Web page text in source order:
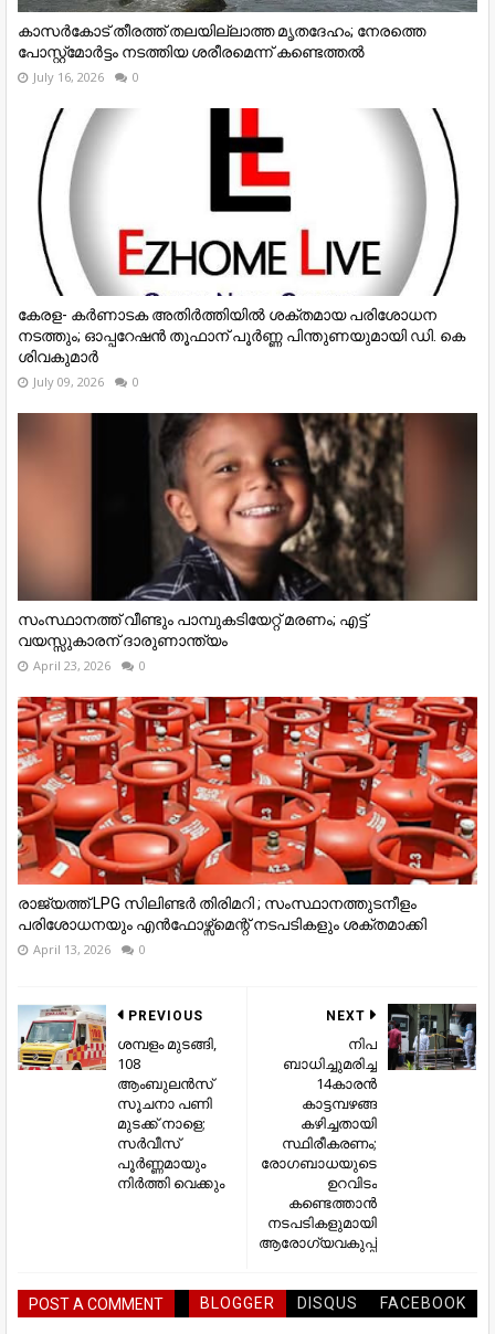
കാസർകോട് തീരത്ത് തലയില്ലാത്ത മൃതദേഹം; നേരത്തെ
പോസ്റ്റ്‌മോർട്ടം നടത്തിയ ശരീരമെന്ന് കണ്ടെത്തൽ
July 16, 2026 0
കേരള- കർണാടക അതിർത്തിയിൽ ശക്തമായ പരിശോധന
നടത്തും; ഓപ്പറേഷൻ തൂഫാന് പൂർണ്ണ പിന്തുണയുമായി ഡി. കെ
ശിവകുമാർ
July 09, 2026 0
സംസ്ഥാനത്ത് വീണ്ടും പാമ്പുകടിയേറ്റ് മരണം; എട്ട്
വയസ്സുകാരന് ദാരുണാന്ത്യം
April 23, 2026 0
രാജ്യത്ത് LPG സിലിണ്ടർ തിരിമറി ; സംസ്ഥാനത്തുടനീളം
പരിശോധനയും എൻഫോഴ്സ്മെന്റ് നടപടികളും ശക്തമാക്കി
April 13, 2026 0
NEXT
നിപ
ബാധിച്ചുമരിച്ച
14കാരന്‍
കാട്ടമ്പഴങ്ങ
കഴിച്ചതായി
സ്ഥിരീകരണം;
രോഗബാധയുടെ
ഉറവിടം
കണ്ടെത്താന്‍
നടപടികളുമായി
ആരോഗ്യവകുപ്പ്
PREVIOUS
ശമ്പളം മുടങ്ങി,
108
ആംബുലൻസ്
സൂചനാ പണി
മുടക്ക് നാളെ;
സർവീസ്
പൂർണ്ണമായും
നിർത്തി വെക്കും
POST A COMMENT BLOGGER DISQUS FACEBOOK